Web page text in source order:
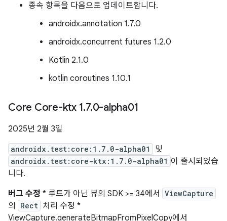
종속 항목을 다음으로 업데이트합니다.
androidx.annotation 1.7.0
androidx.concurrent futures 1.2.0
Kotlin 2.1.0
kotlin coroutines 1.10.1
Core Core-ktx 1.7.0-alpha01
2025년 2월 3일
androidx.test:core:1.7.0-alpha01 및
androidx.test:core-ktx:1.7.0-alpha01 이 출시되었습
니다.
버그 수정 * 루트가 아닌 뷰의 SDK >= 34에서 ViewCapture
의 Rect 처리 수정 *
ViewCapture.generateBitmapFromPixelCopy에서